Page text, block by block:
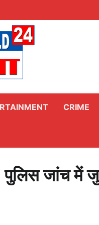
CRIME
पुलिस जांच में